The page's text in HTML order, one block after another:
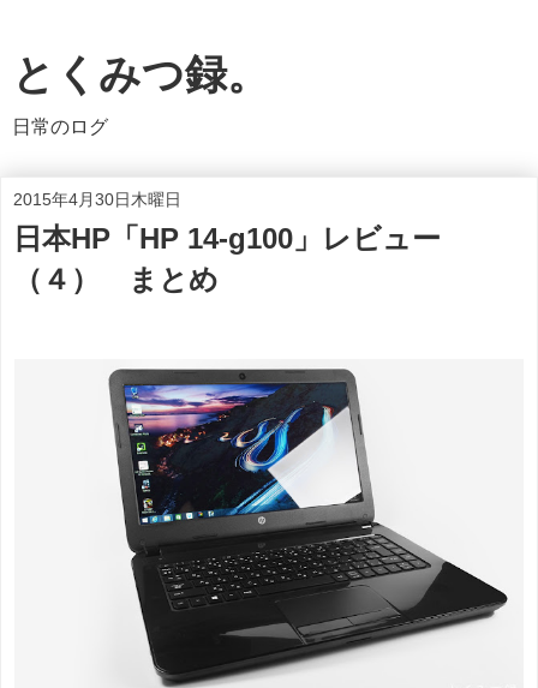
とくみつ録。
日常のログ
2015年4月30日木曜日
日本HP「HP 14-g100」レビュー
（４） まとめ